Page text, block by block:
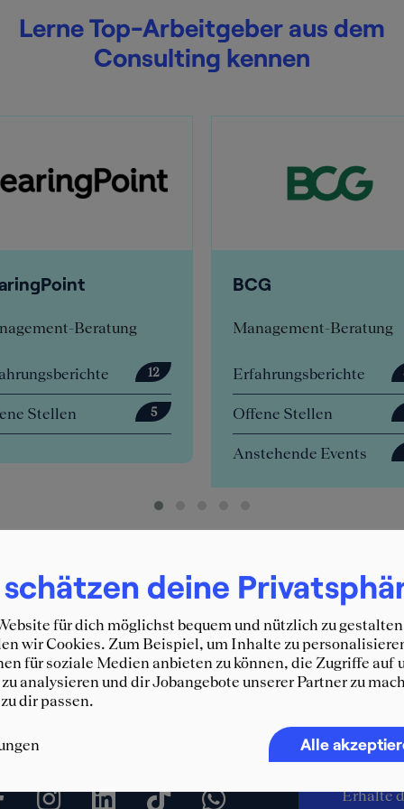
Lerne Top-Arbeitgeber aus dem
Consulting kennen
Beratung
57
Stellen 0
Deloitte
Management-Beratung
Erfahrungsberichte
Offene Stellen
Immer
Erhalte
deine
für dich möglichst bequem und nützlich zu
wir Cookies. Zum Beispiel, um Inhalte zu
für soziale Medien anbieten zu können, die Zugriffe auf
analysieren und dir Jobangebote unserer Partner zu
dir passen.
Alle